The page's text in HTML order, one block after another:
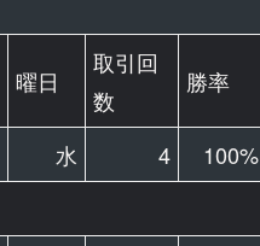
曜日
取引回
数
勝率
水 4 100%